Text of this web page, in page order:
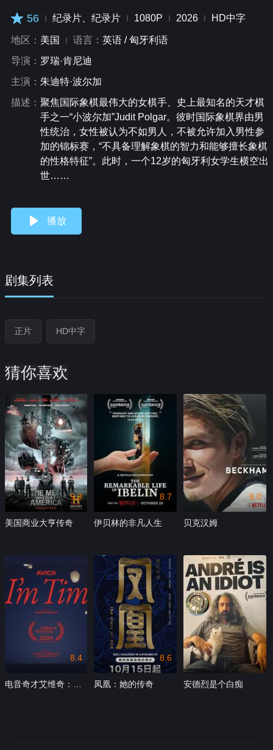
56 纪录片、纪录片 1080P 2026 HD中字
地区： 美国 语言： 英语 / 匈牙利语
导演： 罗瑞·肯尼迪
主演： 朱迪特·波尔加
描述： 聚焦国际象棋最伟大的女棋手、史上最知名的天才棋
手之一“小波尔加”Judit Polgar。彼时国际象棋界由男
性统治，女性被认为不如男人，不被允许加入男性参
加的锦标赛，“不具备理解象棋的智力和能够擅长象棋
的性格特征”。此时，一个12岁的匈牙利女学生横空出
世……
播放
剧集列表
正片 HD中字
猜你喜欢
9.3
美国商业大亨传奇
8.7
伊贝林的非凡人生
9.0
贝克汉姆
8.4
电音奇才艾维奇：蒂姆原色
8.6
凤凰：她的传奇 安德烈是个白痴